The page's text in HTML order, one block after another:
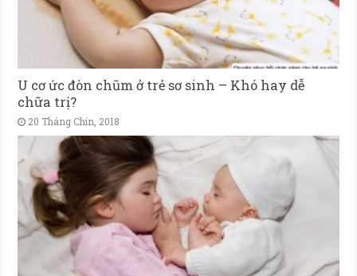
U cơ ức đòn chũm ở trẻ sơ sinh – Khó hay dễ
chữa trị?
20 Tháng Chín, 2018